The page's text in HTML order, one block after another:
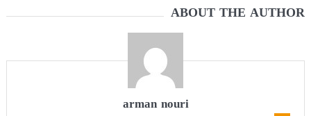
ABOUT THE AUTHOR
arman nouri